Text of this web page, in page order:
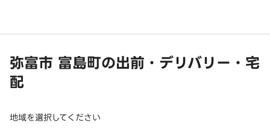
弥富市 富島町の出前・デリバリー・宅
配
地域を選択してください